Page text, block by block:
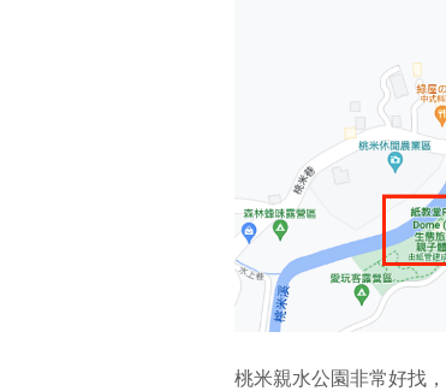
桃米親水公園非常好找